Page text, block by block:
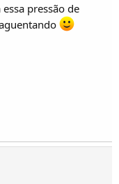
pressão de